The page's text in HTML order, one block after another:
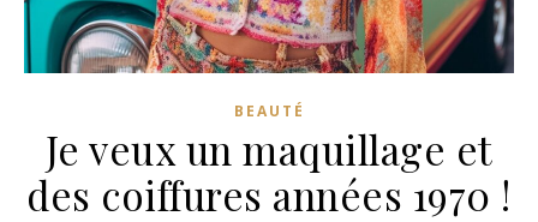
BEAUTÉ
Je veux un maquillage et
des coiffures années 1970 !